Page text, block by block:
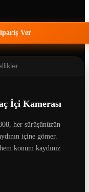
Ver
İçi Kamerası
her sürüşünüzün
içine gömer.
konum kaydınız